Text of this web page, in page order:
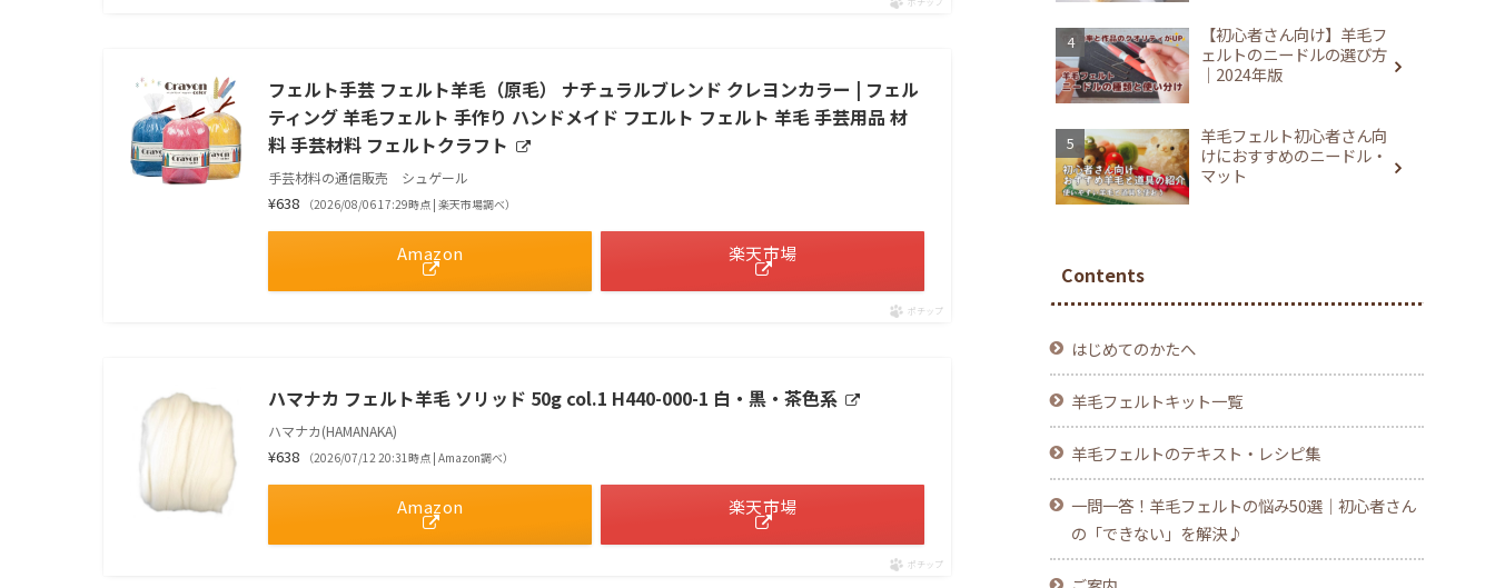
フェルト手芸 フェルト羊毛（原毛） ナチュラルブレンド クレヨンカラー | フェル
ティング 羊毛フェルト 手作り ハンドメイド フエルト フェルト 羊毛 手芸用品 材
料 手芸材料 フェルトクラフト
手芸材料の通信販売 シュゲール
¥638 （2026/08/06 17:29時点 | 楽天市場調べ）
Amazon 楽天市場
ポチップ
ハマナカ フェルト羊毛 ソリッド 50g col.1 H440-000-1 白・黒・茶色系
ハマナカ(HAMANAKA)
¥638 （2026/07/12 20:31時点 | Amazon調べ）
Amazon 楽天市場
ポチップ
【初心者さん向け】羊毛フ
ェルトのニードルの選び方
｜2024年版
羊毛フェルト初心者さん向
けにおすすめのニードル・
マット
Contents
はじめてのかたへ
羊毛フェルトキット一覧
羊毛フェルトのテキスト・レシピ集
一問一答！羊毛フェルトの悩み50選｜初心者さん
の「できない」を解決♪